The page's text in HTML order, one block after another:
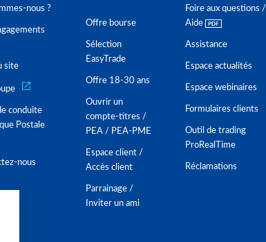
nous ?
site
conduite
Postale
nous
Offre bourse
Sélection
EasyTrade
Offre 18-30 ans
Ouvrir un
compte-titres /
PEA / PEA-PME
Espace client /
Accès client
Parrainage /
Inviter un ami
Foire aux questions /
Aide
Assistance
Espace actualités
Espace webinaires
Formulaires clients
Outil de trading
ProRealTime
Réclamations